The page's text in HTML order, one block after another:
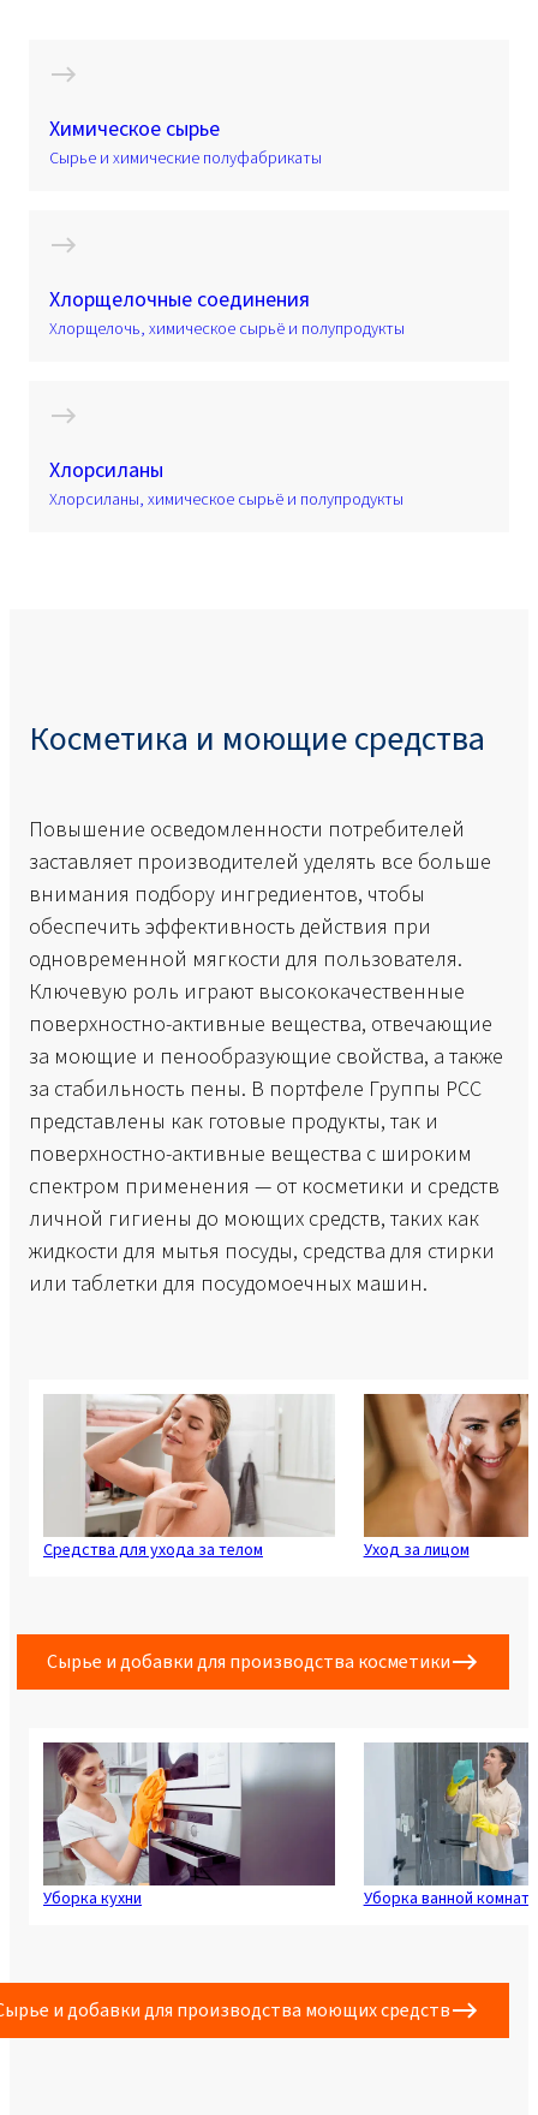
Химическое сырье
Сырье и химические полуфабрикаты
Хлорщелочные соединения
Хлорщелочь, химическое сырьё и полупродукты
Хлорсиланы
Хлорсиланы, химическое сырьё и полупродукты
Косметика и моющие средства
Повышение осведомленности потребителей
заставляет производителей уделять все больше
внимания подбору ингредиентов, чтобы
обеспечить эффективность действия при
одновременной мягкости для пользователя.
Ключевую роль играют высококачественные
поверхностно-активные вещества, отвечающие
за моющие и пенообразующие свойства, а также
за стабильность пены. В портфеле Группы PCC
представлены как готовые продукты, так и
поверхностно-активные вещества с широким
спектром применения — от косметики и средств
личной гигиены до моющих средств, таких как
жидкости для мытья посуды, средства для стирки
или таблетки для посудомоечных машин.
Средства для ухода за телом Уход за лицом
Сырье и добавки для производства косметики
Уборка кухни Уборка ванной
и добавки для производства моющих средств